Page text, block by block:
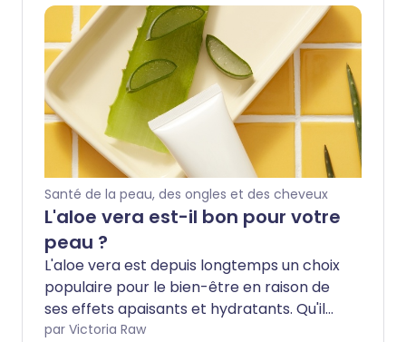
avoir besoin de le savoir - vous n'êtes pas
seul. Pour compliquer les choses, le
terme 'rétinol' est utilisé dans des
contextes similaires à 'rétinoïde' et 'acide
rétinoïque' entre autres. Voici un aperçu
du rétinol, de ses bienfaits pour la peau
et des éléments à considérer avant de
l'ajouter à votre routine de soins de la
peau.
Santé de la peau, des ongles et des cheveux
L'aloe vera est-il bon pour votre
peau ?
L'aloe vera est depuis longtemps un choix
populaire pour le bien-être en raison de
ses effets apaisants et hydratants. Qu'il
soit récolté directement sur la plante ou
par Victoria Raw